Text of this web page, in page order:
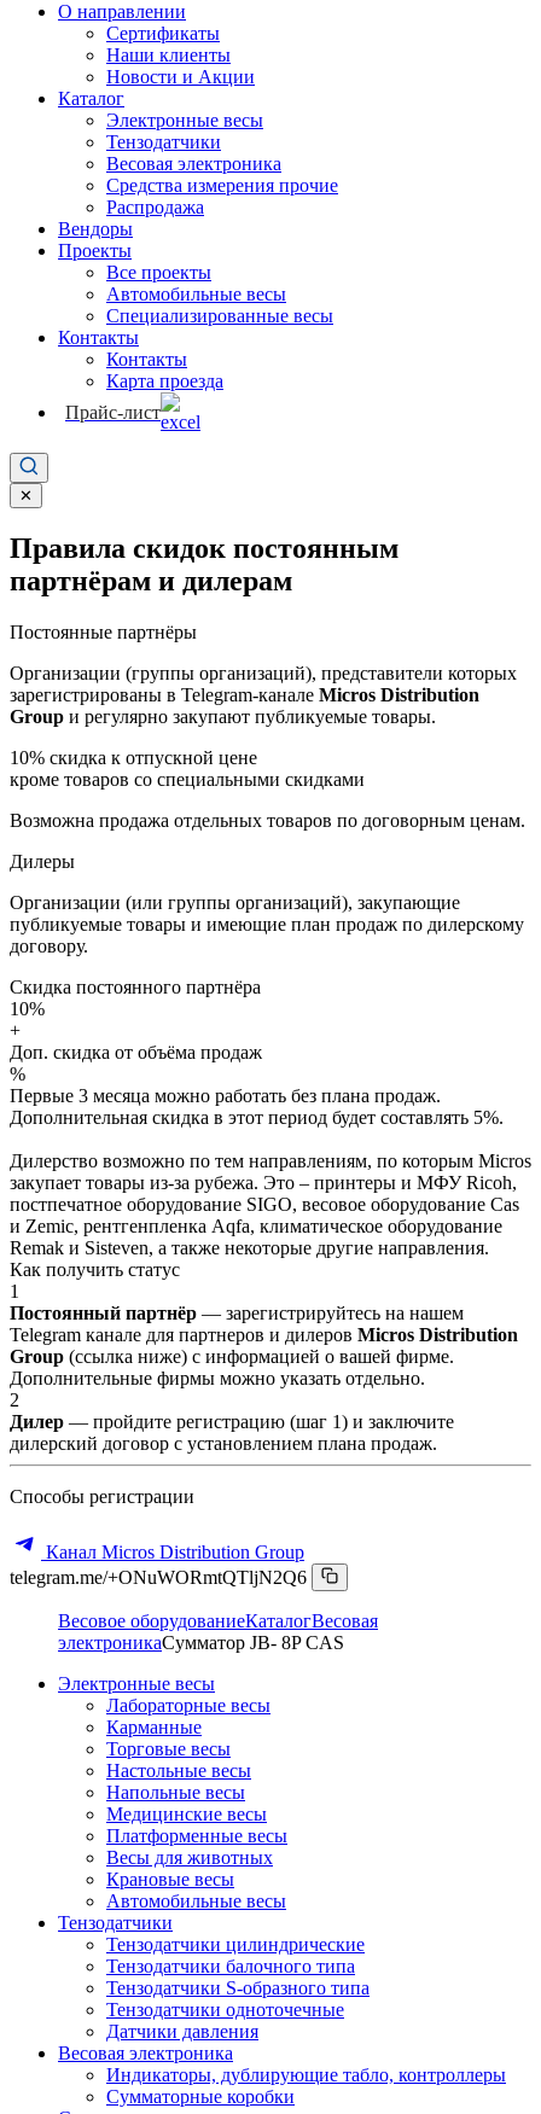
О направлении
Сертификаты
Наши клиенты
Новости и Акции
Каталог
Электронные весы
Тензодатчики
Весовая электроника
Средства измерения прочие
Распродажа
Вендоры
Проекты
Все проекты
Автомобильные весы
Специализированные весы
Контакты
Контакты
Карта проезда
Прайс-лист
✕
Правила скидок постоянным
партнёрам и дилерам
Постоянные партнёры
Организации (группы организаций), представители которых
зарегистрированы в Telegram-канале Micros Distribution
Group и регулярно закупают публикуемые товары.
10% скидка к отпускной цене
кроме товаров со специальными скидками
Возможна продажа отдельных товаров по договорным ценам.
Дилеры
Организации (или группы организаций), закупающие
публикуемые товары и имеющие план продаж по дилерскому
договору.
Скидка постоянного партнёра
10%
+
Доп. скидка от объёма продаж
%
Первые 3 месяца можно работать без плана продаж.
Дополнительная скидка в этот период будет составлять 5%.
Дилерство возможно по тем направлениям, по которым Micros
закупает товары из-за рубежа. Это – принтеры и МФУ Ricoh,
постпечатное оборудование SIGO, весовое оборудование Cas
и Zemic, рентгенпленка Aqfa, климатическое оборудование
Remak и Sisteven, а также некоторые другие направления.
Как получить статус
1
Постоянный партнёр — зарегистрируйтесь на нашем
Telegram канале для партнеров и дилеров Micros Distribution
Group (ссылка ниже) с информацией о вашей фирме.
Дополнительные фирмы можно указать отдельно.
2
Дилер — пройдите регистрацию (шаг 1) и заключите
дилерский договор с установлением плана продаж.
Способы регистрации
Канал Micros Distribution Group
telegram.me/+ONuWORmtQTljN2Q6
Весовое оборудованиеКаталогВесовая
электроникаСумматор JB- 8P CAS
Электронные весы
Лабораторные весы
Карманные
Торговые весы
Настольные весы
Напольные весы
Медицинские весы
Платформенные весы
Весы для животных
Крановые весы
Автомобильные весы
Тензодатчики
Тензодатчики цилиндрические
Тензодатчики балочного типа
Тензодатчики S-образного типа
Тензодатчики одноточечные
Датчики давления
Весовая электроника
Индикаторы, дублирующие табло, контроллеры
Сумматорные коробки